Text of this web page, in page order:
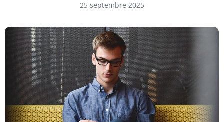
25 septembre 2025